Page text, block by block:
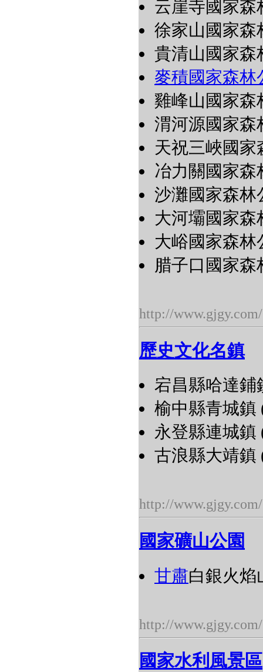
云崖寺國家森
徐家山國家森
貴清山國家森
麥積國家森林
雞峰山國家森
渭河源國家森
天祝三峽國家
冶力關國家森
沙灘國家森林
大河壩國家森
大峪國家森林
腊子口國家森
http://www.gjgy.com/
歷史文化名鎮
宕昌縣哈達鋪
榆中縣青城鎮
永登縣連城鎮
古浪縣大靖鎮
http://www.gjgy.com/
國家礦山公園
甘肅白銀火焰
http://www.gjgy.com/
國家水利風景區